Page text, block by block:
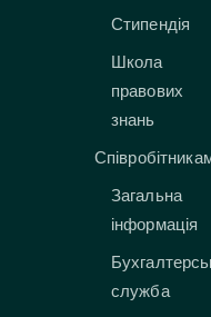
Стипендія
Школа
правових
знань
Загальна
інформація
служба